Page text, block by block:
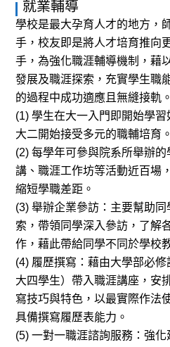
就業輔導
學校是最大孕育人才的地方，
手，校友即是將人才培育推向
手，為強化職涯輔導機制，藉
發展及職涯探索，充實學生職
的過程中成功適應且無縫接軌。
(1) 學生在大一入門即開始學
大二開始接受多元的職輔培育。
(2) 每學年可參與院系所舉辦
講、職涯工作坊等活動近百場
縮短學職差距。
(3) 舉辦企業參訪：主要幫助
索，帶領同學深入參訪，了解
作，藉此帶給同學不同於學校
(4) 履歷撰寫：藉由大學部必修
大四學生）帶入職涯講座，安
寫技巧與特色，以最實際作法
具備撰寫履歷表能力。
(5) 一對一職涯諮詢服務：強